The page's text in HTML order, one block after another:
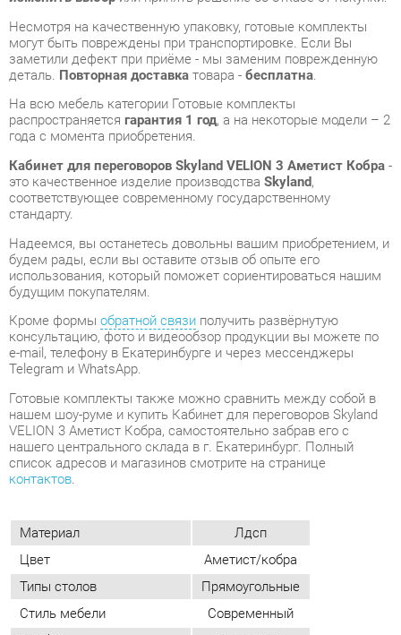
На всю мебель категории Готовые комплекты
распространяетсягарантия 1 год, а на некоторые модели – 2
года с момента приобретения.
Кабинет для переговоров Skyland VELION 3 Аметист Кобра-
это качественное изделие производстваSkyland,
соответствующее современному государственному
стандарту.
Надеемся, вы останетесь довольны вашим приобретением, и
будем рады, если вы оставите отзыв об опыте его
использования, который поможет сориентироваться нашим
будущим покупателям.
Кроме формы
e-mail, телефону в Екатеринбурге и через мессенджеры
Telegram и WhatsApp.
Готовые комплекты также можно сравнить между собой в
VELION 3 Аметист Кобра, самостоятельно забрав его с
нашего центрального склада в г. Екатеринбург. Полный
список адресов и магазинов смотрите на странице
контактов.
Материал
Лдсп
Цвет
Аметист/кобра
Типы столов
Прямоугольные
Тумбы
Без замка
Класс (офис)
Бизнес
Толщина столешницы, мм
36
ОТЗЫВЫ